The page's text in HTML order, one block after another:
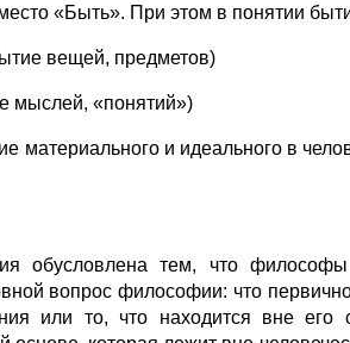
место «Быть». При этом в понятии
вещей, предметов)
мыслей, «понятий»)
материального и идеального в
обусловлена тем, что
вопрос философии: что
или то, что находится вне